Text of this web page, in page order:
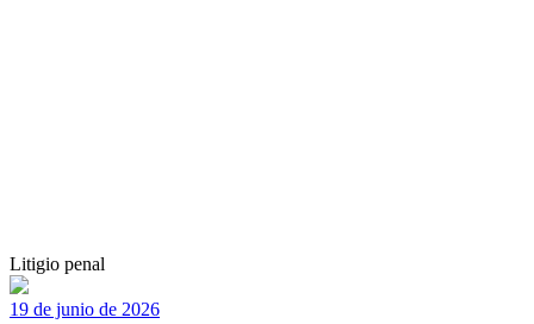
Litigio penal
19 de junio de 2026